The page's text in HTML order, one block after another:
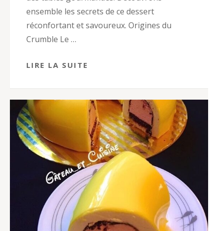
ensemble les secrets de ce dessert
réconfortant et savoureux. Origines du
Crumble Le …
LIRE LA SUITE